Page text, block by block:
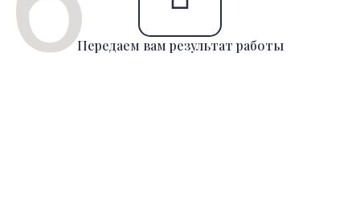
Передаем вам результат работы